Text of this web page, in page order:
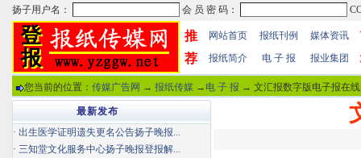
推
荐
网站首页 报纸刊例 媒体资讯
报纸简介 电 子 报 报业集团
您当前的位置： 传媒广告网 → 报纸传媒 → 电 子 报 → 文汇报数字版电子报在
最新发布
· 出生医学证明遗失更名公告扬子晚报...
· 三知堂文化服务中心扬子晚报登报解...